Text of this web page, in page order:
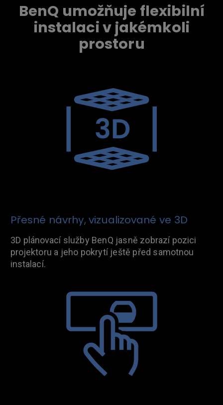
BenQ umožňuje flexibilní
instalaci v jakémkoli
prostoru
Přesné návrhy, vizualizované ve 3D
3D plánovací služby BenQ jasně zobrazí pozici
projektoru a jeho pokrytí ještě před samotnou
instalací.